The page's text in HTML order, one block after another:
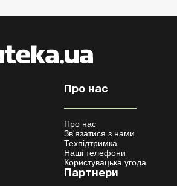
Про нас
Про нас
Зв'язатися з нами
Техпідтримка
Наші телефони
Користувацька угода
Партнери